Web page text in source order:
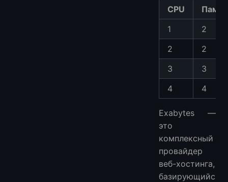
CPU
1
2
2
2
3
3
4
4
Exabytes —
это
комплексный
провайдер
веб-хостинга,
базирующийс